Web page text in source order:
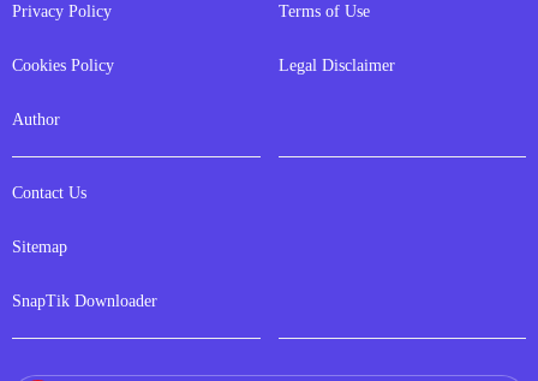
Privacy Policy
Cookies Policy
Author
Terms of Use
Legal Disclaimer
Contact Us
Sitemap
SnapTik Downloader